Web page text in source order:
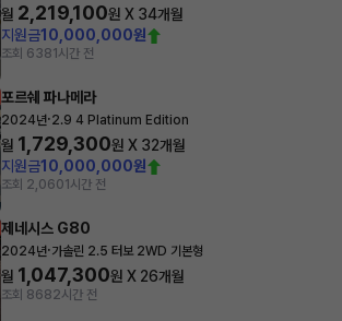
월 2,219,100원 X 34개월
지원금10,000,000원
조회 6381시간 전
포르쉐 파나메라
2024년·2.9 4 Platinum Edition
월 1,729,300원 X 32개월
지원금10,000,000원
조회 2,0601시간 전
제네시스 G80
2024년·가솔린 2.5 터보 2WD 기본형
월 1,047,300원 X 26개월
조회 8682시간 전